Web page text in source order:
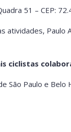
51 – CEP:
atividades, Paulo
ciclistas
São Paulo e